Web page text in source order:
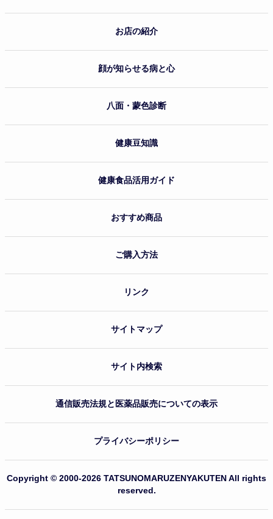
お店の紹介
顔が知らせる病と心
八面・蒙色診断
健康豆知識
健康食品活用ガイド
おすすめ商品
ご購入方法
リンク
サイトマップ
サイト内検索
通信販売法規と医薬品販売についての表示
プライバシーポリシー
Copyright © 2000-2026 TATSUNOMARUZENYAKUTEN All rights
reserved.